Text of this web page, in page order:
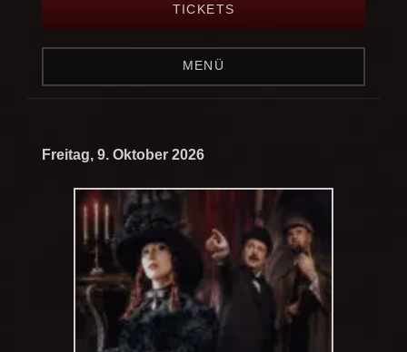
TICKETS
MENÜ
Freitag, 9. Oktober 2026